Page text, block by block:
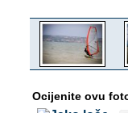
Ocijenite ovu